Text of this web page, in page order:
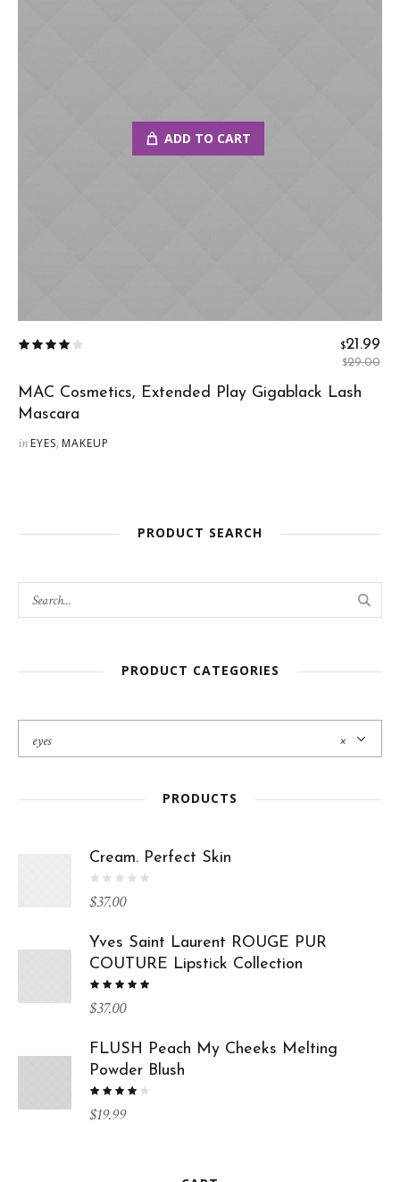
ADD TO CART
$29.00
$21.99
MAC Cosmetics, Extended Play Gigablack Lash
Mascara
in EYES, MAKEUP
PRODUCT SEARCH
PRODUCT CATEGORIES
×
eyes
PRODUCTS
Cream. Perfect Skin
$37.00
Yves Saint Laurent ROUGE PUR
COUTURE Lipstick Collection
$37.00
FLUSH Peach My Cheeks Melting
Powder Blush
$19.99